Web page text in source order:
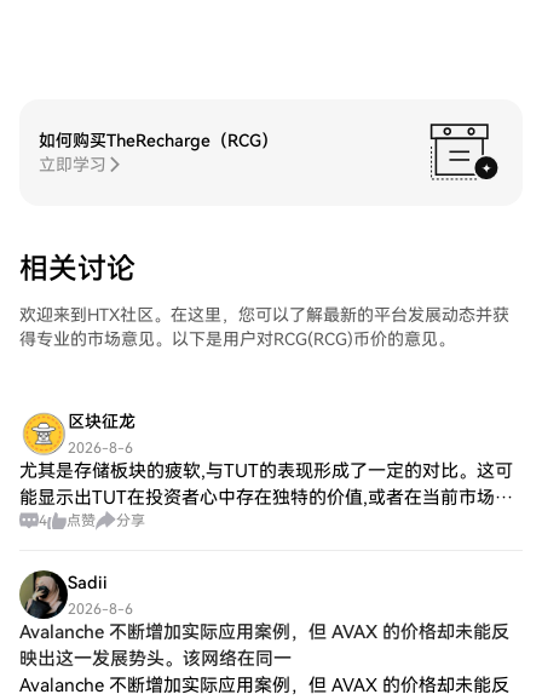
如何购买TheRecharge（RCG）
立即学习
相关讨论
欢迎来到HTX社区。在这里，您可以了解最新的平台发展动态并获
得专业的市场意见。以下是用户对RCG(RCG)币价的意见。
区块征龙
2026-8-6
尤其是存储板块的疲软,与TUT的表现形成了一定的对比。这可
能显示出TUT在投资者心中存在独特的价值,或者在当前市场环
境中能够吸引资金的流入。 技术层面: TUT当前的最高价为
4 点赞 分享
Sadii
2026-8-6
Avalanche 不断增加实际应用案例，但 AVAX 的价格却未能反
映出这一发展势头。该网络在同一
Avalanche 不断增加实际应用案例，但 AVAX 的价格却未能反